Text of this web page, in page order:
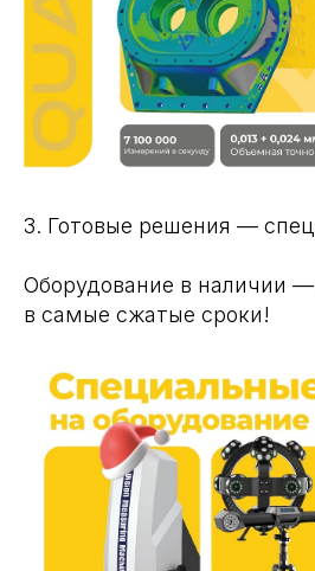
3. Готовые решения —
Оборудование в наличии
в самые сжатые сроки!